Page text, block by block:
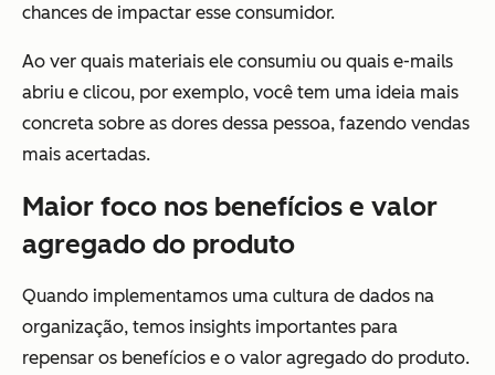
chances de impactar esse consumidor.
Ao ver quais materiais ele consumiu ou quais e-mails
abriu e clicou, por exemplo, você tem uma ideia mais
concreta sobre as dores dessa pessoa, fazendo vendas
mais acertadas.
Maior foco nos benefícios e valor
agregado do produto
Quando implementamos uma cultura de dados na
organização, temos insights importantes para
repensar os benefícios e o valor agregado do produto.